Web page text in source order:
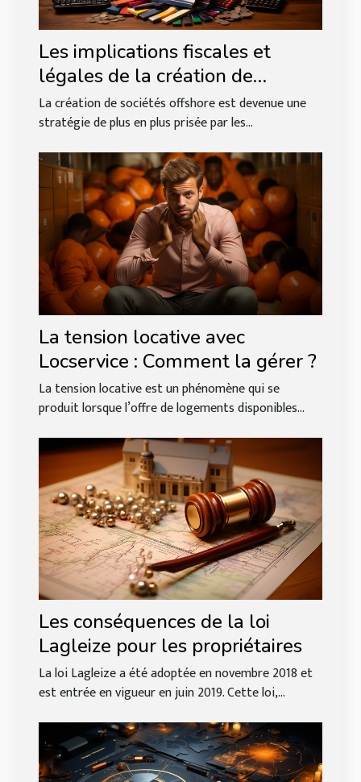
Les implications fiscales et
légales de la création de
sociétés offshore pour les
investisseurs internationaux
La création de sociétés offshore est devenue une
stratégie de plus en plus prisée par les...
La tension locative avec
Locservice : Comment la gérer ?
La tension locative est un phénomène qui se
produit lorsque l’offre de logements disponibles...
Les conséquences de la loi
Lagleize pour les propriétaires
La loi Lagleize a été adoptée en novembre 2018 et
est entrée en vigueur en juin 2019. Cette loi,...